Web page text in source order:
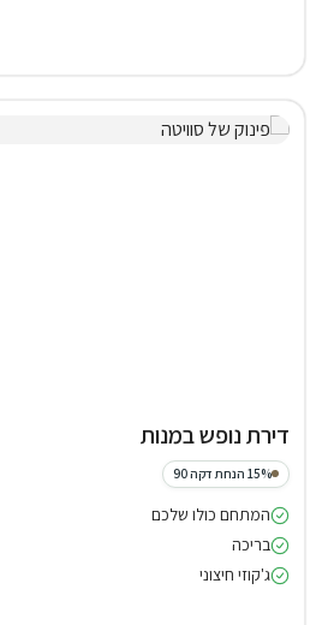
דירת נופש במנות
15% הנחת דקה 90
המתחם כולו שלכם
בריכה
ג'קוזי חיצוני